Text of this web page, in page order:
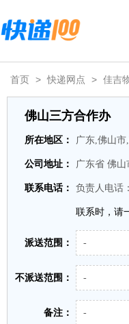
首页 > 快递网点 > 佳吉
佛山三方合作办
所在地区： 广东,佛山市
公司地址： 广东省 佛
联系电话： 负责人电话
联系时，请
派送范围： -
不派送范围： -
备注： -